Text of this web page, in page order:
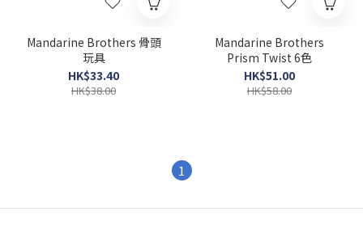
Mandarine Brothers 骨頭
玩具
HK$33.40
HK$38.00
Mandarine Brothers
Prism Twist 6色
HK$51.00
HK$58.00
1